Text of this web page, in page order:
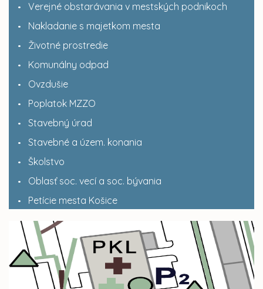
Verejné obstarávania v mestských podnikoch
Nakladanie s majetkom mesta
Životné prostredie
Komunálny odpad
Ovzdušie
Poplatok MZZO
Stavebný úrad
Stavebné a územ. konania
Školstvo
Oblasť soc. vecí a soc. bývania
Petície mesta Košice